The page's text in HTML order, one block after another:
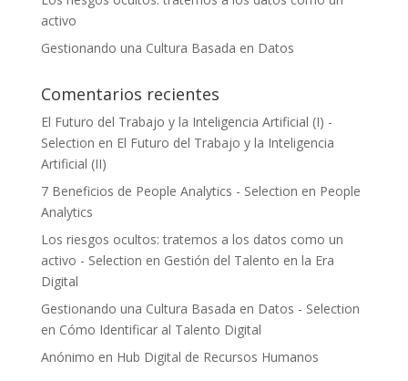
activo
Gestionando una Cultura Basada en Datos
Comentarios recientes
El Futuro del Trabajo y la Inteligencia Artificial (I) -
Selection en El Futuro del Trabajo y la Inteligencia
Artificial (II)
7 Beneficios de People Analytics - Selection en People
Analytics
Los riesgos ocultos: tratemos a los datos como un
activo - Selection en Gestión del Talento en la Era
Digital
Gestionando una Cultura Basada en Datos - Selection
en Cómo Identificar al Talento Digital
Anónimo en Hub Digital de Recursos Humanos